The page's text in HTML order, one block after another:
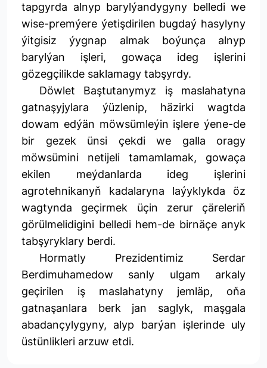
tapgyrda alnyp barylýandygyny belledi we
wise-premýere ýetişdirilen bugdaý hasylyny
ýitgisiz ýygnap almak boýunça alnyp
barylýan işleri, gowaça ideg işlerini
gözegçilikde saklamagy tabşyrdy.
Döwlet Baştutanymyz iş maslahatyna
gatnaşyjylara ýüzlenip, häzirki wagtda
dowam edýän möwsümleýin işlere ýene-de
bir gezek ünsi çekdi we galla oragy
möwsümini netijeli tamamlamak, gowaça
ekilen meýdanlarda ideg işlerini
agrotehnikanyň kadalaryna laýyklykda öz
wagtynda geçirmek üçin zerur çäreleriň
görülmelidigini belledi hem-de birnäçe anyk
tabşyryklary berdi.
Hormatly Prezidentimiz Serdar
Berdimuhamedow sanly ulgam arkaly
geçirilen iş maslahatyny jemläp, oňa
gatnaşanlara berk jan saglyk, maşgala
abadançylygyny, alyp barýan işlerinde uly
üstünlikleri arzuw etdi.